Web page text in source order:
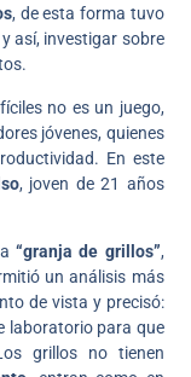
, de esta forma tuvo
y así, investigar sobre
no es un juego,
jóvenes, quienes
En este
, joven de 21 años
“granja de grillos”,
un análisis más
de vista y precisó:
laboratorio para que
grillos no tienen